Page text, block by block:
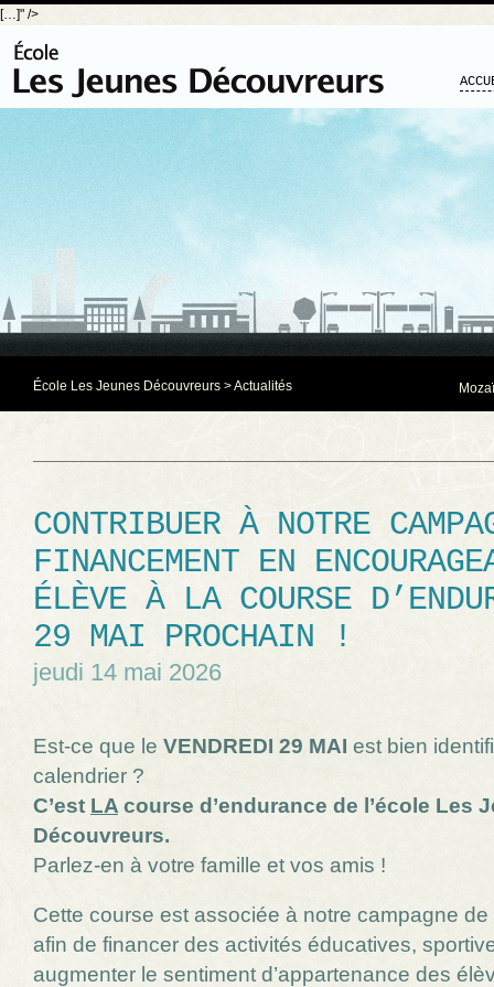
[…]" />
École Les Jeunes Découvreurs >Actualités
CONTRIBUER À NOTRE
FINANCEMENT EN
ÉLÈVE À LA COURSE
29 MAI PROCHAIN !
jeudi 14 mai 2026
Est-ce que le VENDREDI 29 MAI est bien
calendrier ?
C’est LA course d’endurance de l’école Les
Découvreurs.
Parlez-en à votre famille et vos amis !
Cette course est associée à notre campagne
afin de financer des activités éducatives,
augmenter le sentiment d’appartenance des